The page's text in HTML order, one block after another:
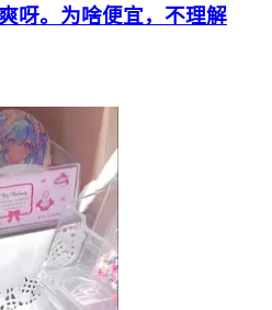
呀。为啥便宜，不理解